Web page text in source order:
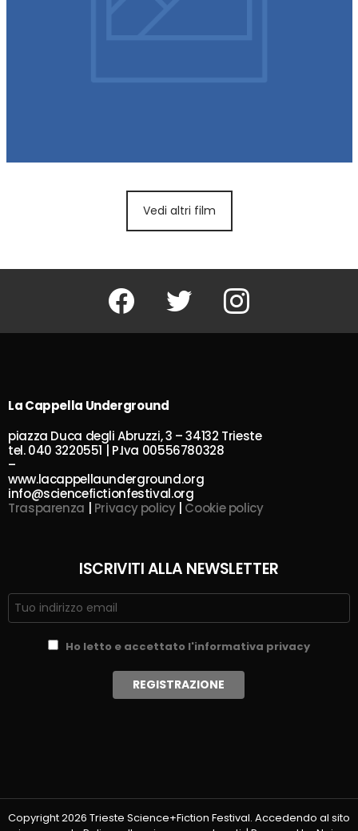
Vedi altri film
Facebook Twitter Instagram
La Cappella Underground
piazza Duca degli Abruzzi, 3 – 34132 Trieste
tel. 040 3220551 | P.Iva 00556780328
–
www.lacappellaunderground.org
info@sciencefictionfestival.org
Trasparenza | Privacy policy| Cookie policy
ISCRIVITI ALLA NEWSLETTER
Ho letto e accettato l'informativa privacy
Copyright 2026 Trieste Science+Fiction Festival. Accedendo al sito